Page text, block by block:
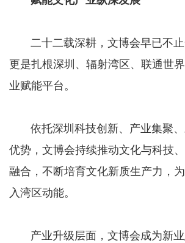
二十二载深耕，文博会早已不止
更是扎根深圳、辐射湾区、联通世
业赋能平台。
依托深圳科技创新、产业集聚、
优势，文博会持续推动文化与科技
融合，不断培育文化新质生产力，
入湾区动能。
产业升级层面，文博会成为新业